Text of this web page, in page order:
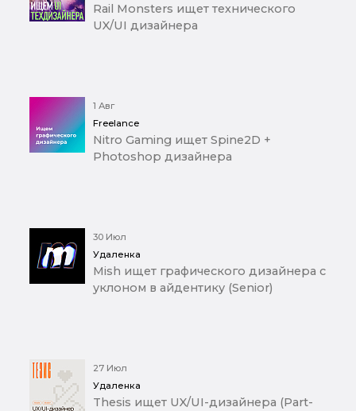
Rail Monsters ищет технического
UX/UI дизайнера
1 Авг
Freelance
Nitro Gaming ищет Spine2D +
Photoshop дизайнера
30 Июл
Удаленка
Mish ищет графического дизайнера с
уклоном в айдентику (Senior)
27 Июл
Удаленка
Thesis ищет UX/UI-дизайнера (Part-